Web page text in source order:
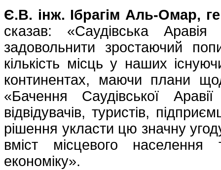
Є.В. інж. Ібрагім Аль-Омар,
сказав: «Саудівська
задовольнити зростаючий
кількість місць у наших
континентах, маючи плани
«Бачення Саудівської
відвідувачів, туристів,
рішення укласти цю значну
вміст місцевого
економіку».